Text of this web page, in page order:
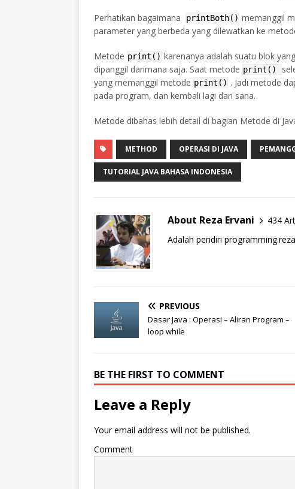
Perhatikan bagaimana printBoth() memanggil
parameter yang berbeda yang dilewatkan ke
Metode print() karenanya adalah suatu blok
dipanggil darimana saja. Saat metode print()
yang memanggil metode print() . Jadi metode
pada program, dan kembali lagi dari sana.
Metode dibahas lebih detail di bagian Metode di
METHOD OPERASI DI JAVA
TUTORIAL JAVA BAHASA INDONESIA
About Reza Ervani
434
Adalah pendiri
PREVIOUS
Dasar Java : Operasi – Aliran Program –
loop while
BE THE FIRST TO COMMENT
Leave a Reply
Your email address will not be published.
Comment